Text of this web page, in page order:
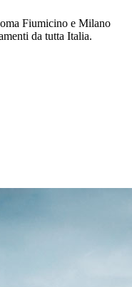
Fiumicino e Milano
da tutta Italia.